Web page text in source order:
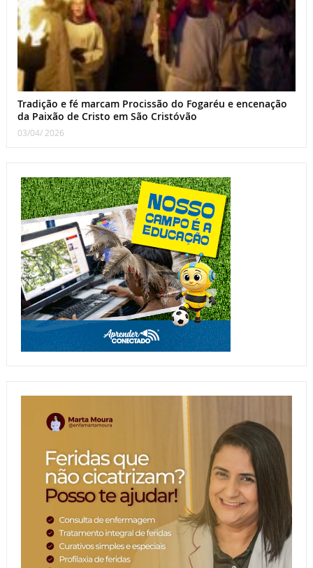
Tradição e fé marcam Procissão do Fogaréu e encenação
da Paixão de Cristo em São Cristóvão
03/04/ 2026